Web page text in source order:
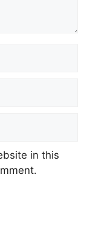
in this